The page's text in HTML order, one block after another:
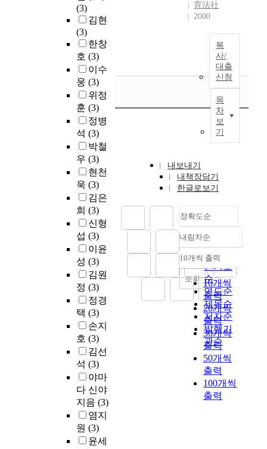
(3)
김현
(3)
한창
호 (3)
이수
웅 (3)
위정
훈 (3)
정병
석 (3)
박철
우 (3)
현천
욱 (3)
김은
희 (3)
신형
섭 (3)
이윤
성 (3)
김원
정 (3)
정경
택 (3)
손지
호 (3)
김선
석 (3)
야마
다 신야
지음 (3)
염지
원 (3)
윤세
育法社
2000
복
사/
대출
신청
목
차
보
기
내보내기
내책장담기
한글로보기
정확도순
정확도
순
인기도
순
연도순
제목순
저자순
발행기
관순
내림차순
내림차순
10개씩 출력
10개씩
출력
20개씩
출력
30개씩
출력
50개씩
출력
100개씩
출력
조회